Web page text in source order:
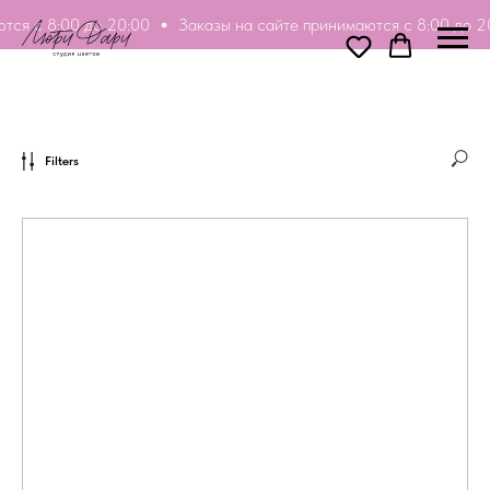
с 8:00 до 20:00 Заказы на сайте принимаются с 8:00 до
Filters